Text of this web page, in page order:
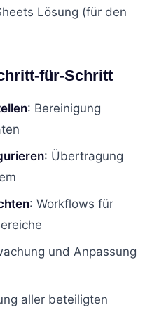
Lösung (für den
für-Schritt
: Bereinigung
: Übertragung
: Workflows für
und Anpassung
aller beteiligten